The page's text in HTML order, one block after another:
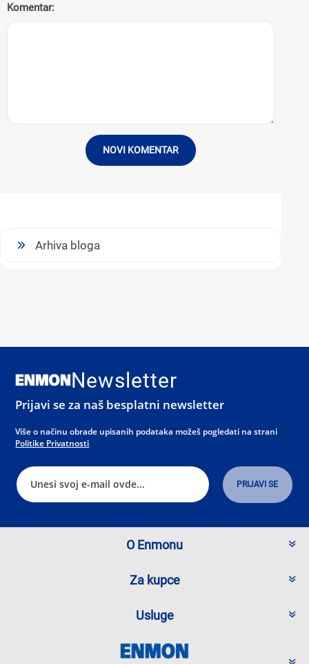
Komentar:
NOVI KOMENTAR
Arhiva bloga
Newsletter
Prijavi se za naš besplatni newsletter
Više o načinu obrade upisanih podataka možeš pogledati na strani
Politike Privatnosti
O Enmonu
Za kupce
Usluge